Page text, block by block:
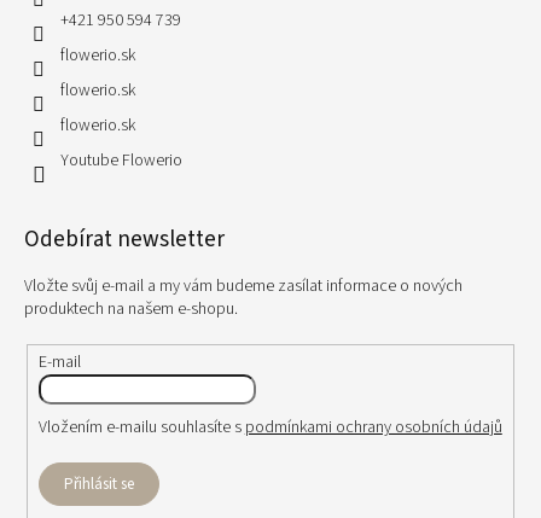
+421 950 594 739
flowerio.sk
flowerio.sk
flowerio.sk
Youtube Flowerio
Odebírat newsletter
Vložte svůj e-mail a my vám budeme zasílat informace o nových
produktech na našem e-shopu.
E-mail
Vložením e-mailu souhlasíte spodmínkami ochrany osobních údajů
Přihlásit se